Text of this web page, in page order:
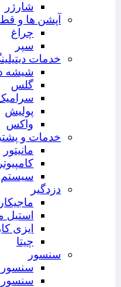
شارژر
آپشن ها و
چراغ
سپر
خدمات
شیشه
گلس
پولیش
واکس
خدمات و
مانیتور
سیستم
دزدگیر
ماجیکار
استیل
ایزی کار
چیتا
سنسور
سنسور